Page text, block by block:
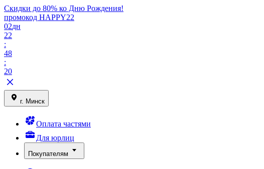
Скидки до 80% ко Дню Рождения!
промокод HAPPY22
02дн
22
:
48
:
20
г. Минск
Оплата частями
Для юрлиц
Покупателям